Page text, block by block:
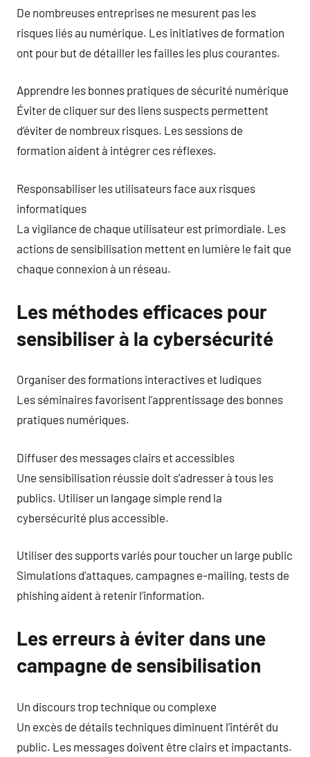
De nombreuses entreprises ne mesurent pas les
risques liés au numérique. Les initiatives de formation
ont pour but de détailler les failles les plus courantes.
Apprendre les bonnes pratiques de sécurité numérique
Éviter de cliquer sur des liens suspects permettent
d’éviter de nombreux risques. Les sessions de
formation aident à intégrer ces réflexes.
Responsabiliser les utilisateurs face aux risques
informatiques
La vigilance de chaque utilisateur est primordiale. Les
actions de sensibilisation mettent en lumière le fait que
chaque connexion à un réseau.
Les méthodes efficaces pour
sensibiliser à la cybersécurité
Organiser des formations interactives et ludiques
Les séminaires favorisent l’apprentissage des bonnes
pratiques numériques.
Diffuser des messages clairs et accessibles
Une sensibilisation réussie doit s’adresser à tous les
publics. Utiliser un langage simple rend la
cybersécurité plus accessible.
Utiliser des supports variés pour toucher un large public
Simulations d’attaques, campagnes e-mailing, tests de
phishing aident à retenir l’information.
Les erreurs à éviter dans une
campagne de sensibilisation
Un discours trop technique ou complexe
Un excès de détails techniques diminuent l’intérêt du
public. Les messages doivent être clairs et impactants.